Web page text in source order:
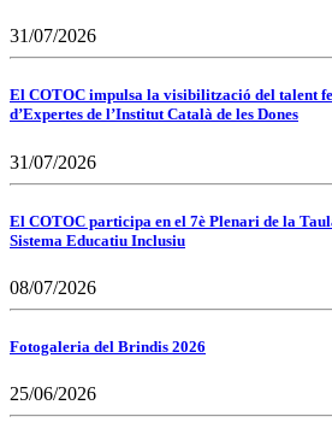
31/07/2026
El COTOC impulsa la visibilització del talent
d’Expertes de l’Institut Català de les Dones
31/07/2026
El COTOC participa en el 7è Plenari de la
Sistema Educatiu Inclusiu
08/07/2026
Fotogaleria del Brindis 2026
25/06/2026